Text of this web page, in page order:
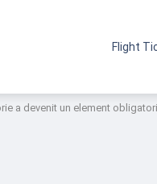
Flight
a devenit un element